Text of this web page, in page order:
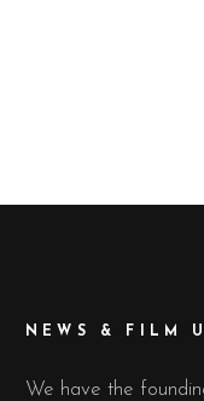
NEWS & FILM
We have the